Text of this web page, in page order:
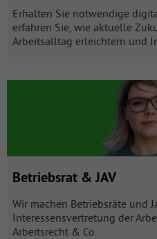
Erhalten Sie notwendige
erfahren Sie, wie aktuelle
Arbeitsalltag erleichtern und
Betriebsrat & JAV mit 25
Betriebsrat & JAV
Wir machen Betriebsräte und
Interessensvertretung der
Arbeitsrecht & Co.